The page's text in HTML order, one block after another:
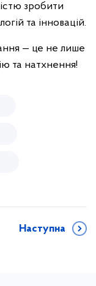
зробити
та інновацій.
— це не лише
та натхнення!
Наступна